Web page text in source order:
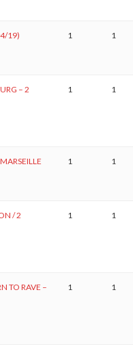
19) 1 1
– 2
1 1
1 1
/ 2
1 1
TO RAVE –
1 1